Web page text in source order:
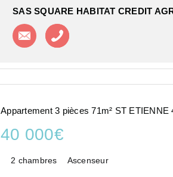
SAS SQUARE HABITAT CREDIT
Contacter l'agence
Appartement 3 pièces 71m² ST ETIENNE
40 000€
2 chambres Ascenseur